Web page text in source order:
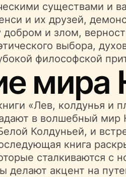
существами и
и их друзей,
и злом,
выбора,
философской
мира
«Лев, колдунья и
в волшебный мир
Колдуньей, и
книга
сталкиваются с
акцент на